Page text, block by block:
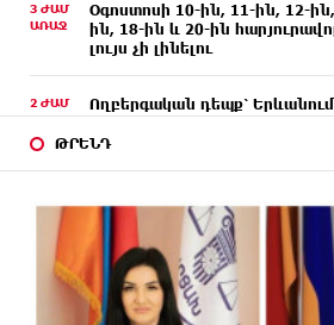
3 ԺԱՄ
ԱՌԱՋ
Օգոստոսի 10-ին, 11-ին, 12-
ին, 18-ին և 20-ին
լույս չի լինելու
2 ԺԱՄ
ԱՌԱՋ
Ողբերգական դեպք՝
2 ԺԱՄ
ԱՌԱՋ
Հայհիդրոմետի տնօրենը գրել է
ԹՐԵՆԴ